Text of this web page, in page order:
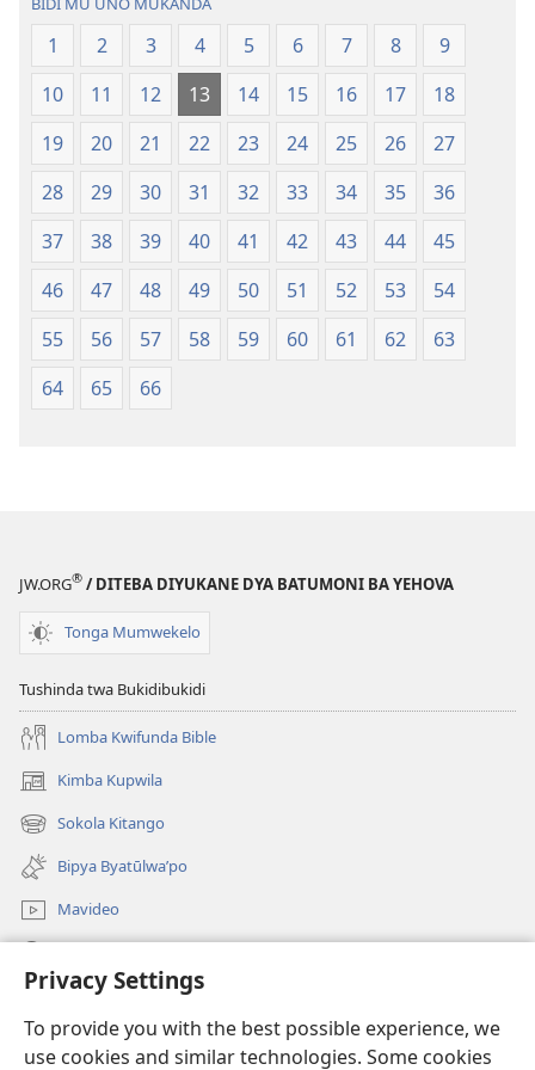
Privacy Settings
To provide you with the best possible experience, we
use cookies and similar technologies. Some cookies
Ntanda
Mipya
(Mulupulwe
mu
2018)
Bwalamuni
bwa
Ntanda
Mipya
(Mulupulwe
mu
2018)
1 2 3 4 5 6 7 8
9
10
11 12 13 14 15 16 17
18
19
20 21 22 23 24 25 26
27
28
29 30 31 32 33 34 35
36
37
38 39 40 41 42 43 44
45
46
47 48 49 50 51 52 53
54
55
56 57 58 59 60 61 62
63
64
65 66
JW.ORG® / DITEBA DIYUKANE DYA BATUMONI BA YEHOVA
Tonga Mumwekelo
Tushinda twa Bukidibukidi
Lomba Kwifunda Bible
Kimba Kupwila
(opens
new
window)
Sokola Kitango
(opens
new
window)
Bipya Byatūlwa’po
Mavideo
(opens